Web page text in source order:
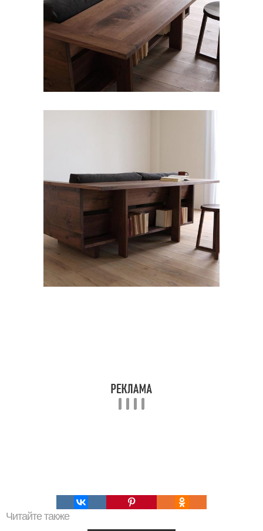
Читайте также